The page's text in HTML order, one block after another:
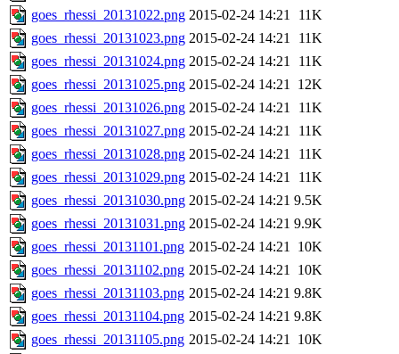
goes_rhessi_20131022.png 2015-02-24 14:21
11K
goes_rhessi_20131023.png 2015-02-24 14:21
11K
goes_rhessi_20131024.png 2015-02-24 14:21
11K
goes_rhessi_20131025.png 2015-02-24 14:21 12K
goes_rhessi_20131026.png 2015-02-24 14:21
11K
goes_rhessi_20131027.png 2015-02-24 14:21
11K
goes_rhessi_20131028.png 2015-02-24 14:21
11K
goes_rhessi_20131029.png 2015-02-24 14:21
11K
goes_rhessi_20131030.png 2015-02-24 14:21 9.5K
goes_rhessi_20131031.png 2015-02-24 14:21 9.9K
goes_rhessi_20131101.png 2015-02-24 14:21 10K
goes_rhessi_20131102.png 2015-02-24 14:21 10K
goes_rhessi_20131103.png 2015-02-24 14:21 9.8K
goes_rhessi_20131104.png 2015-02-24 14:21 9.8K
goes_rhessi_20131105.png 2015-02-24 14:21 10K